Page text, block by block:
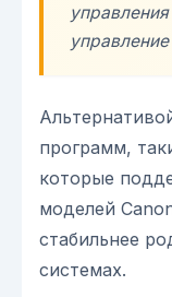
программ,
которые
моделей
стабильнее
системах.